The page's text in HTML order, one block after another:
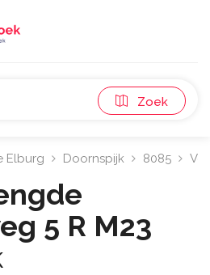
Zoek
Elburg Doornspijk 8085
5 R M23